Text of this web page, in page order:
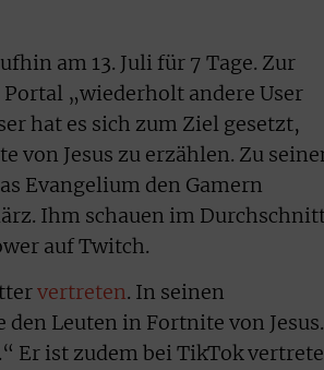
am 13. Juli für 7 Tage. Zur
„wiederholt andere User
hat es sich zum Ziel gesetzt,
von Jesus zu erzählen. Zu
Evangelium den Gamern
Ihm schauen im
auf Twitch.
vertreten. In seinen
Leuten in Fortnite von Jesus.
Er ist zudem bei TikTok